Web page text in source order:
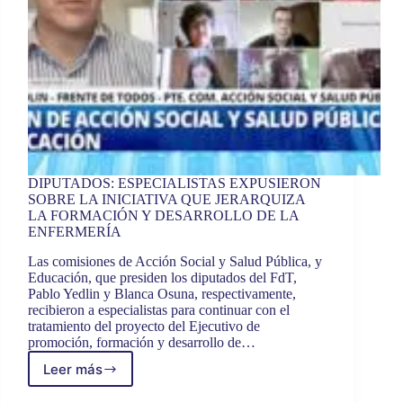
DIPUTADOS: ESPECIALISTAS EXPUSIERON
SOBRE LA INICIATIVA QUE JERARQUIZA
LA FORMACIÓN Y DESARROLLO DE LA
ENFERMERÍA
Las comisiones de Acción Social y Salud Pública, y
Educación, que presiden los diputados del FdT,
Pablo Yedlin y Blanca Osuna, respectivamente,
recibieron a especialistas para continuar con el
tratamiento del proyecto del Ejecutivo de
promoción, formación y desarrollo de…
Leer másDIPUTADOS: